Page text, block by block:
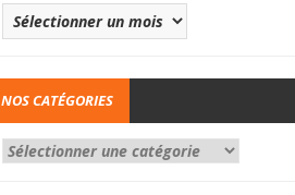
NOS CATÉGORIES